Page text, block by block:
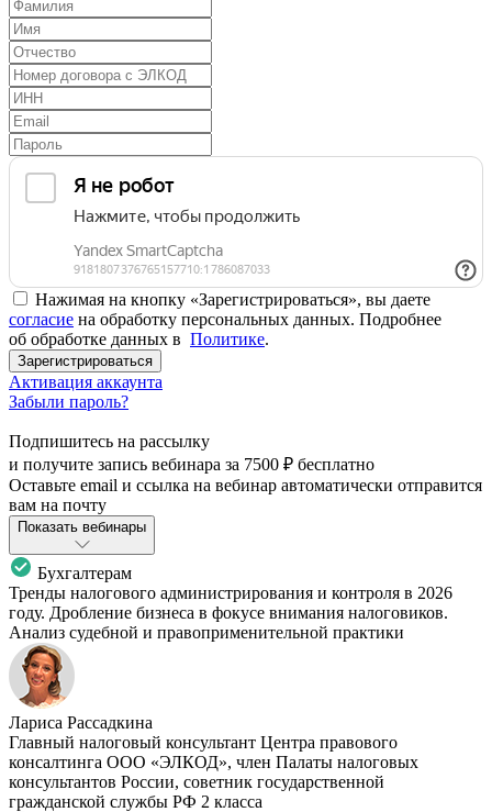
Нажимая на кнопку «Зарегистрироваться», вы даете
согласие на обработку персональных данных. Подробнее
об обработке данных в Политике.
Зарегистрироваться
Активация аккаунта
Забыли пароль?
Подпишитесь на рассылку
и получите запись вебинара за 7500 ₽ бесплатно
Оставьте email и ссылка на вебинар автоматически отправится
вам на почту
Показать вебинары
Бухгалтерам
Тренды налогового администрирования и контроля в 2026
году. Дробление бизнеса в фокусе внимания налоговиков.
Анализ судебной и правоприменительной практики
Лариса Рассадкина
Главный налоговый консультант Центра правового
консалтинга ООО «ЭЛКОД», член Палаты налоговых
консультантов России, советник государственной
гражданской службы РФ 2 класса